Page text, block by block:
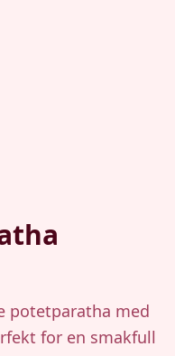
potetparatha med
for en smakfull